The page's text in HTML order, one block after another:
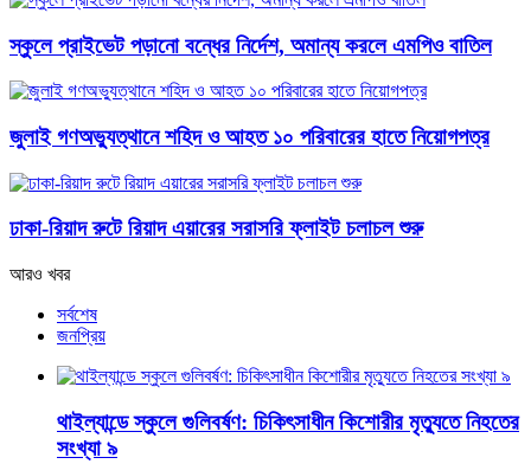
স্কুলে প্রাইভেট পড়ানো বন্ধের নির্দেশ, অমান্য করলে এমপিও বাতিল
জুলাই গণঅভ্যুত্থানে শহিদ ও আহত ১০ পরিবারের হাতে নিয়োগপত্র
ঢাকা-রিয়াদ রুটে রিয়াদ এয়ারের সরাসরি ফ্লাইট চলাচল শুরু
আরও খবর
সর্বশেষ
জনপ্রিয়
থাইল্যান্ডে স্কুলে গুলিবর্ষণ: চিকিৎসাধীন কিশোরীর মৃত্যুতে নিহতের
সংখ্যা ৯